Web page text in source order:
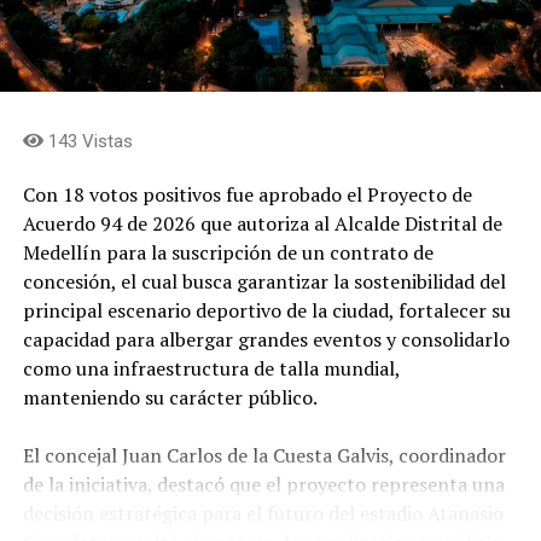
expresó el gobernador Andrés Julián.
A esta inversión se suman 320 millones de pesos
Gobernación para ampliar la atención integral de esta
adquirir ayudas geriátricas, dotar el Centro de
Protección Social para el Adulto Mayor (CPSAM) y
desarrollar actividades artísticas, recreativas y de
funcionalidad que promueven el bienestar, la
participación y el envejecimiento activo.
Educación
143 Vistas
Con 18 votos positivos fue aprobado el Proyecto de
Acuerdo 94 de 2026 que autoriza al Alcalde Distrital de
Medellín para la suscripción de un contrato de
concesión, el cual busca garantizar la sostenibilidad del
principal escenario deportivo de la ciudad, fortalecer su
capacidad para albergar grandes eventos y consolidarlo
como una infraestructura de talla mundial,
manteniendo su carácter público.
El concejal Juan Carlos de la Cuesta Galvis, coordinador
de la iniciativa, destacó que el proyecto representa una